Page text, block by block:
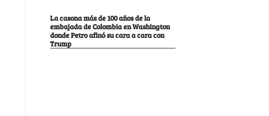
La casona más de 100 años de la
embajada de Colombia en Washington
donde Petro afinó su cara a cara con
Trump